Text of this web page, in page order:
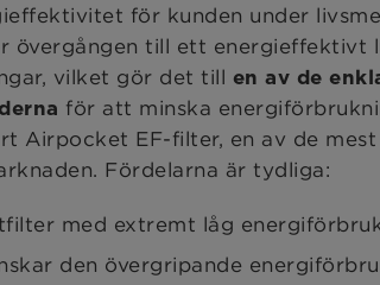
för kunden under
övergången till ett energieffektivt
vilket gör det till en av de
för att minska
Airpocket EF-filter, en av de
Fördelarna är tydliga:
med extremt låg
den övergripande